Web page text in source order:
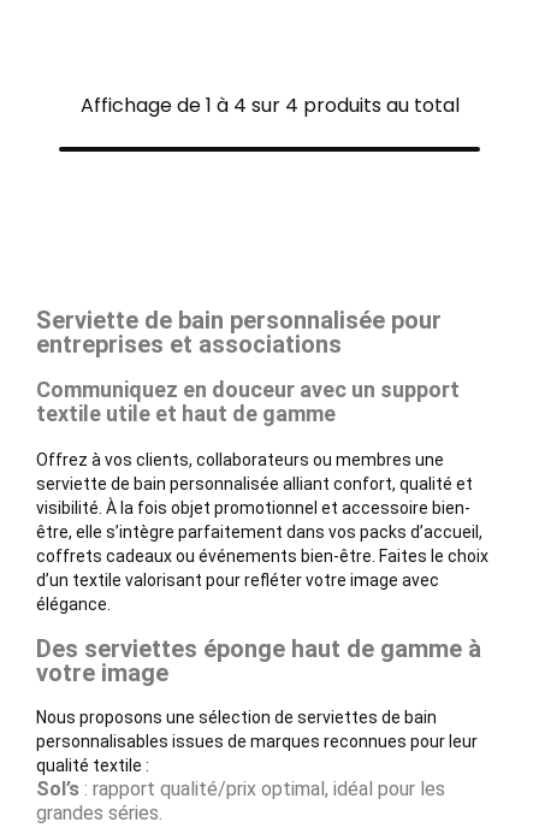
Affichage de 1 à 4 sur 4 produits au total
Serviette de bain personnalisée pour
entreprises et associations
Communiquez en douceur avec un support
textile utile et haut de gamme
Offrez à vos clients, collaborateurs ou membres une
serviette de bain personnalisée alliant confort, qualité et
visibilité. À la fois objet promotionnel et accessoire bien-
être, elle s’intègre parfaitement dans vos packs d’accueil,
coffrets cadeaux ou événements bien-être. Faites le choix
d’un textile valorisant pour refléter votre image avec
élégance.
Des serviettes éponge haut de gamme à
votre image
Nous proposons une sélection de serviettes de bain
personnalisables issues de marques reconnues pour leur
qualité textile :
Sol’s : rapport qualité/prix optimal, idéal pour les
grandes séries.